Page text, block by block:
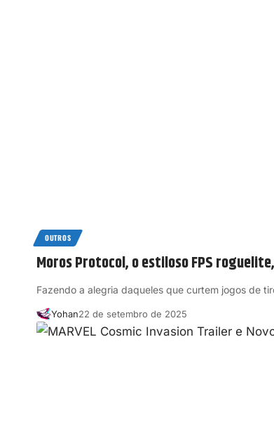
OUTROS
Moros Protocol, o estiloso FPS
Fazendo a alegria daqueles que curtem jogos de
Yohan22 de setembro de 2025